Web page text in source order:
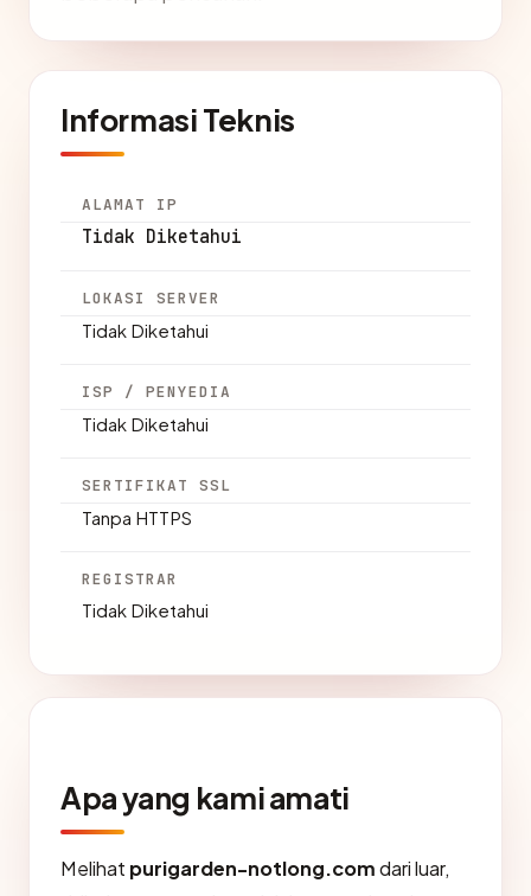
Informasi Teknis
ALAMAT IP
Tidak Diketahui
LOKASI SERVER
Tidak Diketahui
ISP / PENYEDIA
Tidak Diketahui
SERTIFIKAT SSL
Tanpa HTTPS
REGISTRAR
Tidak Diketahui
Apa yang kami amati
Melihat purigarden-notlong.comdari luar,